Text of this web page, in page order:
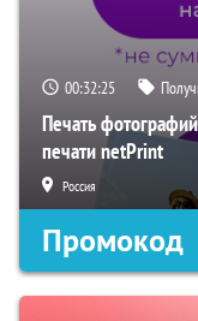
00:32:24
Печать
печати netPrint
Россия
Промокод